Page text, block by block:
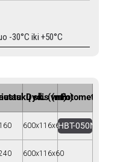
-30°C iki +50°C
sk. (vnt)
Dydis (mm)Fotometrija
600x116x60HBT-050N--4H
600x116x60